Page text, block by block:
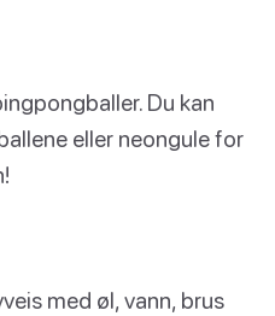
Du kan
eller neongule for
med øl, vann, brus